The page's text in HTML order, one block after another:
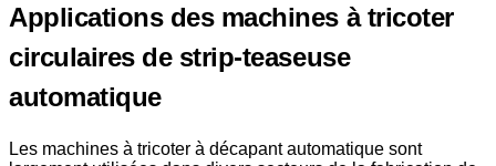
Applications des machines à tricoter
circulaires de strip-teaseuse
automatique
Les machines à tricoter à décapant automatique sont